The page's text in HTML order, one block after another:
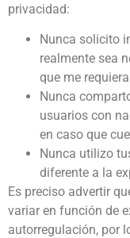
privacidad:
Nunca solicito
realmente sea
que me
Nunca
usuarios con
en caso que
Nunca utilizo
diferente a la
Es preciso advertir
variar en función de
autorregulación, por